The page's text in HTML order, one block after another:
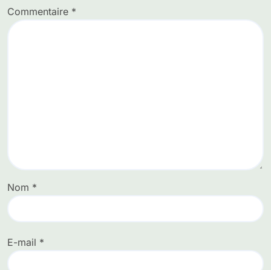
Commentaire *
Nom *
E-mail *